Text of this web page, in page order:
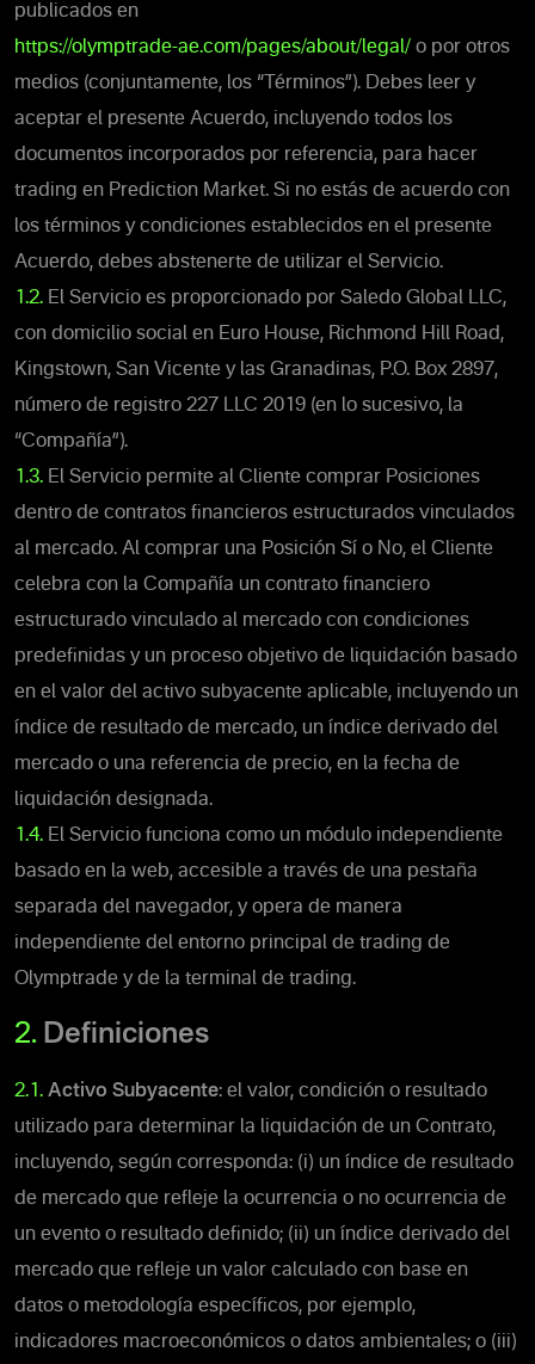
publicados en
https://olymptrade-ae.com/pages/about/legal/ o por otros
medios (conjuntamente, los “Términos”). Debes leer y
aceptar el presente Acuerdo, incluyendo todos los
documentos incorporados por referencia, para hacer
trading en Prediction Market. Si no estás de acuerdo con
los términos y condiciones establecidos en el presente
Acuerdo, debes abstenerte de utilizar el Servicio.
1.2. El Servicio es proporcionado por Saledo Global LLC,
con domicilio social en Euro House, Richmond Hill Road,
Kingstown, San Vicente y las Granadinas, P.O. Box 2897,
número de registro 227 LLC 2019 (en lo sucesivo, la
“Compañía”).
1.3. El Servicio permite al Cliente comprar Posiciones
dentro de contratos financieros estructurados vinculados
al mercado. Al comprar una Posición Sí o No, el Cliente
celebra con la Compañía un contrato financiero
estructurado vinculado al mercado con condiciones
predefinidas y un proceso objetivo de liquidación basado
en el valor del activo subyacente aplicable, incluyendo un
índice de resultado de mercado, un índice derivado del
mercado o una referencia de precio, en la fecha de
liquidación designada.
1.4. El Servicio funciona como un módulo independiente
basado en la web, accesible a través de una pestaña
separada del navegador, y opera de manera
independiente del entorno principal de trading de
Olymptrade yde la terminal de trading.
2. Definiciones
2.1. Activo Subyacente: el valor, condición o resultado
utilizado para determinar la liquidación de un Contrato,
incluyendo, según corresponda: (i) un índice de resultado
de mercado que refleje la ocurrencia o no ocurrencia de
un evento o resultado definido; (ii) un índice derivado del
mercado que refleje un valor calculado con base en
datos o metodología específicos, por ejemplo,
indicadores macroeconómicos o datos ambientales; o (iii)